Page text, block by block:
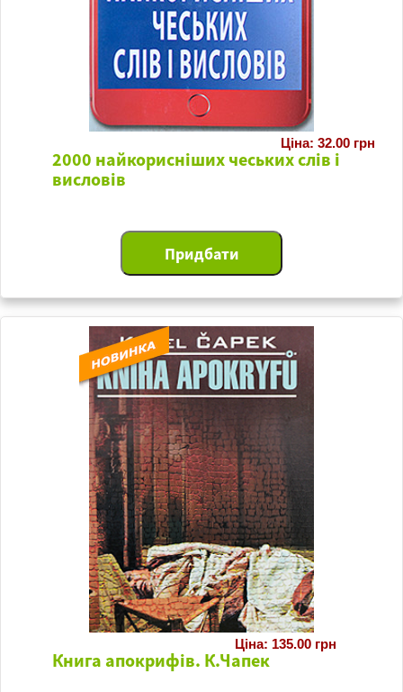
2000 найкорисніших чеських слів і
висловів
Ціна: 32.00 грн
Книга апокрифів. К.Чапек
Ціна: 135.00 грн